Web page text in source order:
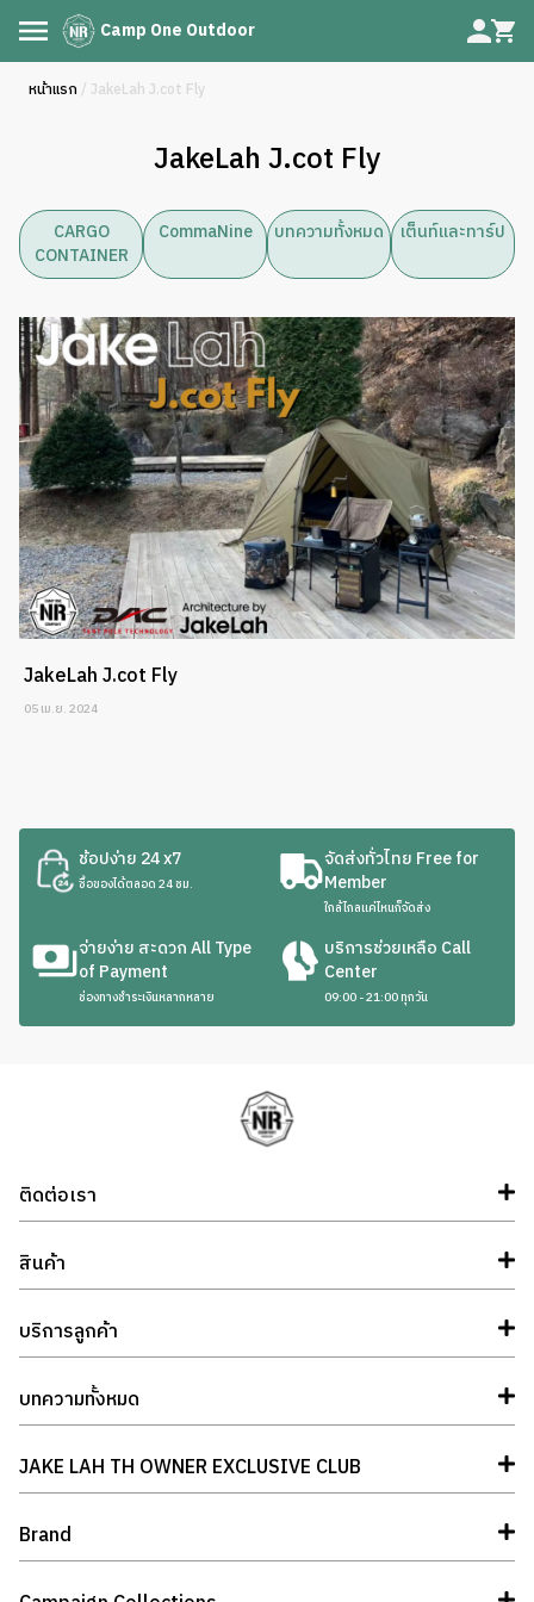
Camp One Outdoor
หน้าแรก / JakeLah J.cot Fly
JakeLah J.cot Fly
CARGO
CONTAINER
CommaNine บทความทั้งหมด เต็นท์และทาร์ป
JakeLah J.cot Fly
05 เม.ย. 2024
ช้อปง่าย 24 x7
ซื้อของได้ตลอด 24 ชม.
จัดส่งทั่วไทย Free for
Member
ใกล้ไกลแค่ไหนก็จัดส่ง
จ่ายง่าย สะดวก All Type
of Payment
ช่องทางชำระเงินหลากหลาย
บริการช่วยเหลือ Call
Center
09:00 - 21:00 ทุกวัน
ติดต่อเรา
สินค้า
บริการลูกค้า
บทความทั้งหมด
JAKE LAH TH OWNER EXCLUSIVE CLUB
Brand